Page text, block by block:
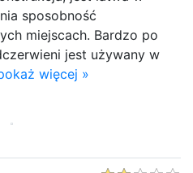
sposobność
miejscach. Bardzo po
jest używany w
więcej »